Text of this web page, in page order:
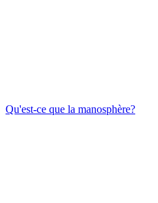
Qu'est-ce que la manosphère?